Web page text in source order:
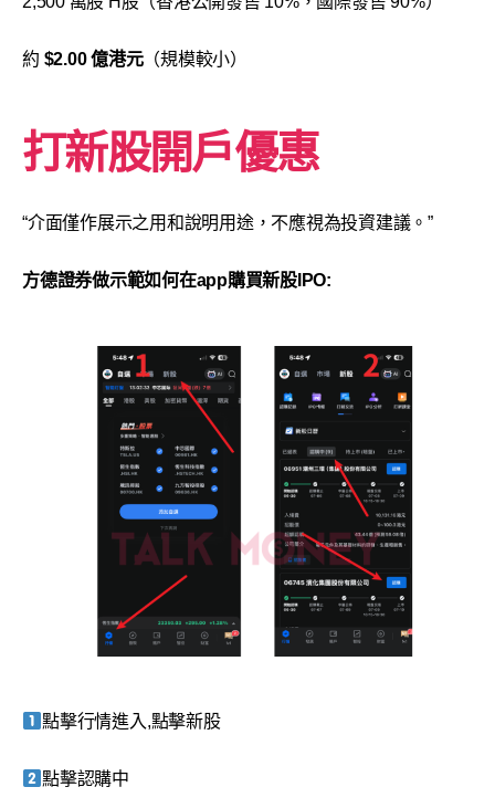
約 $2.00 億港元（規模較小）
打新股開戶優惠
“介面僅作展示之用和說明用途，不應視為投資建議。”
方德證券做示範如何在app購買新股IPO:
點擊行情進入,點擊新股
點擊認購中